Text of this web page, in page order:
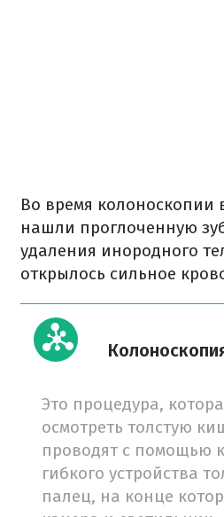
Во время колоноскопии
нашли проглоченную
удаления инородного
открылось сильное
Это процедура,
осмотреть толстую
проводят с помощью
гибкого устройства
палец, на конце